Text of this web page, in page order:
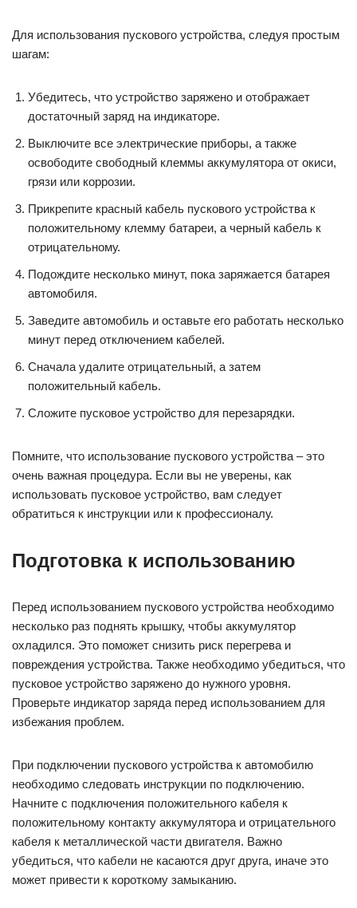
Для использования пускового устройства, следуя простым
шагам:
Убедитесь, что устройство заряжено и отображает
достаточный заряд на индикаторе.
Выключите все электрические приборы, а также
освободите свободный клеммы аккумулятора от окиси,
грязи или коррозии.
Прикрепите красный кабель пускового устройства к
положительному клемму батареи, а черный кабель к
отрицательному.
Подождите несколько минут, пока заряжается батарея
автомобиля.
Заведите автомобиль и оставьте его работать несколько
минут перед отключением кабелей.
Сначала удалите отрицательный, а затем
положительный кабель.
Сложите пусковое устройство для перезарядки.
Помните, что использование пускового устройства – это
очень важная процедура. Если вы не уверены, как
использовать пусковое устройство, вам следует
обратиться к инструкции или к профессионалу.
Подготовка к использованию
Перед использованием пускового устройства необходимо
несколько раз поднять крышку, чтобы аккумулятор
охладился. Это поможет снизить риск перегрева и
повреждения устройства. Также необходимо убедиться, что
пусковое устройство заряжено до нужного уровня.
Проверьте индикатор заряда перед использованием для
избежания проблем.
При подключении пускового устройства к автомобилю
необходимо следовать инструкции по подключению.
Начните с подключения положительного кабеля к
положительному контакту аккумулятора и отрицательного
кабеля к металлической части двигателя. Важно
убедиться, что кабели не касаются друг друга, иначе это
может привести к короткому замыканию.